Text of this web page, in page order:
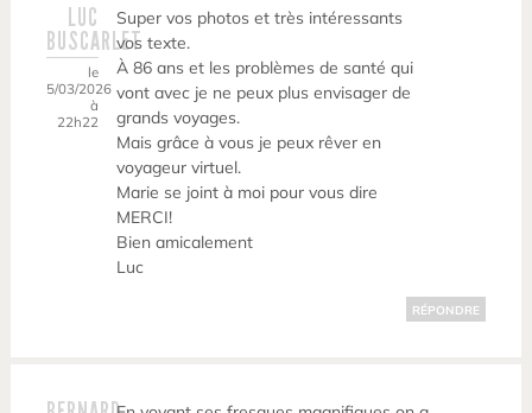
LUC
BUSCARLET
le
5/03/2026
à
22h22
Super vos photos et très intéressants
vos texte.
À 86 ans et les problèmes de santé qui
vont avec je ne peux plus envisager de
grands voyages.
Mais grâce à vous je peux rêver en
voyageur virtuel.
Marie se joint à moi pour vous dire
MERCI!
Bien amicalement
Luc
RÉPONDRE